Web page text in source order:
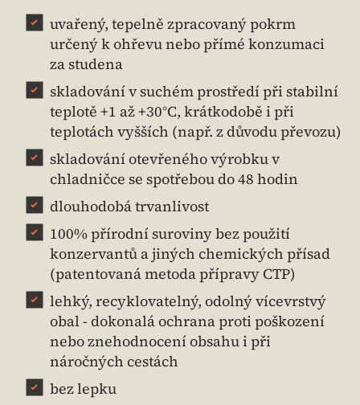
uvařený, tepelně zpracovaný pokrm
určený k ohřevu nebo přímé konzumaci
za studena
skladování v suchém prostředí při stabilní
teplotě +1 až +30°C, krátkodobě i při
teplotách vyšších (např. z důvodu převozu)
skladování otevřeného výrobku v
chladničce se spotřebou do 48 hodin
dlouhodobá trvanlivost
100% přírodní suroviny bez použití
konzervantů a jiných chemických přísad
(patentovaná metoda přípravy CTP)
lehký, recyklovatelný, odolný vícevrstvý
obal - dokonalá ochrana proti poškození
nebo znehodnocení obsahu i při
náročných cestách
bez lepku